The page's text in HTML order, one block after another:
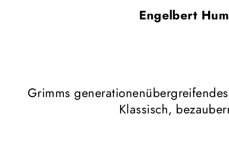
Engelbert
Grimms
Klassisch,